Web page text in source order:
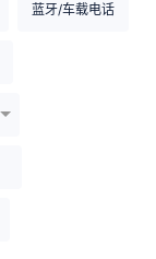
蓝牙/车载电话